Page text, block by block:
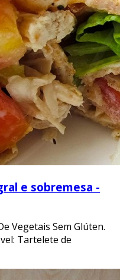
e sobremesa -
Vegetais Sem Glúten.
Tartelete de